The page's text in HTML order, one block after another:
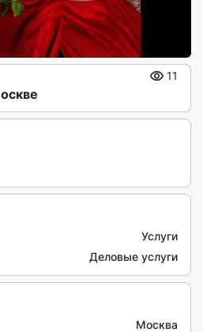
11
Услуги
Деловые услуги
Москва